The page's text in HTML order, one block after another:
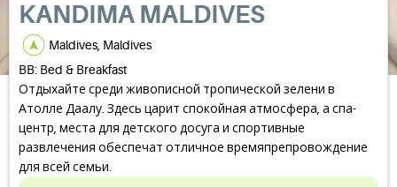
KANDIMA MALDIVES
Maldives, Maldives
BB: Bed & Breakfast
Отдыхайте среди живописной тропической зелени в
Атолле Даалу. Здесь царит спокойная атмосфера, а спа-
центр, места для детского досуга и спортивные
развлечения обеспечат отличное времяпрепровождение
для всей семьи.